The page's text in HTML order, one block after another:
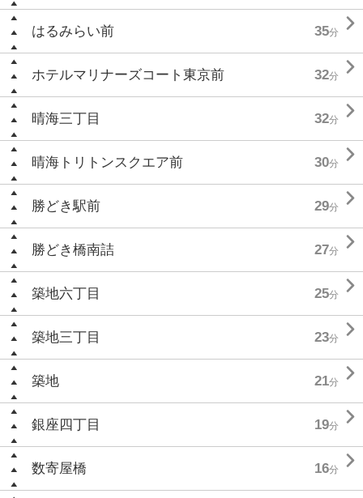
はるみらい前 35分 
ホテルマリナーズコート東京前 32分 
晴海三丁目 32分 
晴海トリトンスクエア前 30分 
勝どき駅前 29分 
勝どき橋南詰 27分 
築地六丁目 25分 
築地三丁目 23分 
築地 21分 
銀座四丁目 19分 
数寄屋橋 16分 